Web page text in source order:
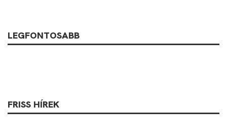
LEGFONTOSABB
FRISS HÍREK